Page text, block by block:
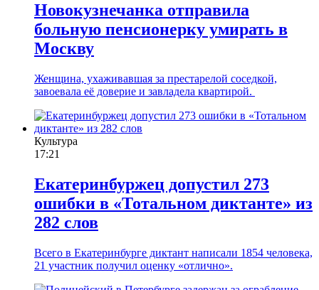
Новокузнечанка отправила
больную пенсионерку умирать в
Москву
Женщина, ухаживавшая за престарелой соседкой,
завоевала её доверие и завладела квартирой.
Культура
17:21
Екатеринбуржец допустил 273
ошибки в «Тотальном диктанте» из
282 слов
Всего в Екатеринбурге диктант написали 1854 человека,
21 участник получил оценку «отлично».